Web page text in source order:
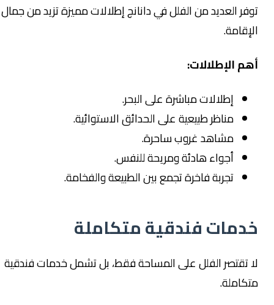
توفر العديد من الفلل في دانانج إطلالات مميزة تزيد من جمال
الإقامة.
أهم الإطلالات:
إطلالات مباشرة على البحر.
مناظر طبيعية على الحدائق الاستوائية.
مشاهد غروب ساحرة.
أجواء هادئة ومريحة للنفس.
تجربة فاخرة تجمع بين الطبيعة والفخامة.
خدمات فندقية متكاملة
لا تقتصر الفلل على المساحة فقط، بل تشمل خدمات فندقية
متكاملة.